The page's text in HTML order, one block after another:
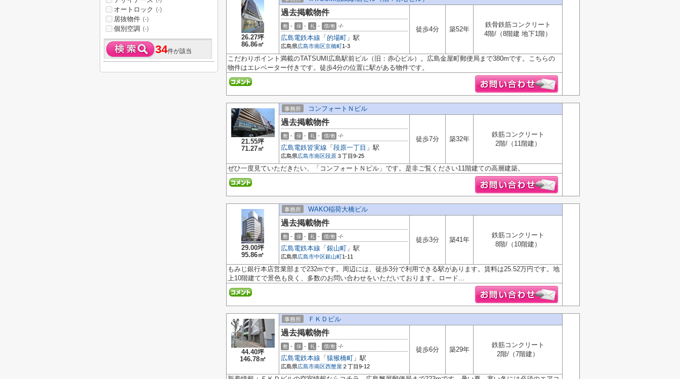
26.27坪
86.86㎡
過去掲載物件
敷 - 保 - 礼 - 償/敷 -/-
広島電鉄本線 「 的場町 」駅
広島県広島市南区京橋町1-3
徒歩4分 築52年
鉄骨鉄筋コンクリート
4階/（8階建 地下1階）
こだわりポイント満載のTATSUMI広島駅前ビル（旧：赤心ビル）。広島金屋町郵便局まで380mです。こちらの
物件はエレベーター付きです。徒歩4分の位置に駅がある物件です。
21.55坪
71.27㎡
事務所 コンフォートＮビル
過去掲載物件
敷 - 保 - 礼 - 償/敷 -/-
広島電鉄皆実線 「 段原一丁目 」駅
広島県広島市南区段原 ３丁目9-25
徒歩7分 築32年
鉄筋コンクリート
2階/（11階建）
ぜひ一度見ていただきたい、「コンフォートＮビル」です。是非ご覧ください11階建ての高層建築。
29.00坪
95.86㎡
事務所 WAKO稲荷大橋ビル
過去掲載物件
敷 - 保 - 礼 - 償/敷 -/-
広島電鉄本線 「 銀山町 」駅
広島県広島市中区銀山町1-11
徒歩3分 築41年
鉄筋コンクリート
8階/（10階建）
もみじ銀行本店営業部まで232mです。周辺には、徒歩3分で利用できる駅があります。賃料は25.52万円です。地
上10階建てで景色も良く、多数のお問い合わせをいただいております。ロード...
44.40坪
146.78㎡
事務所 ＦＫＤビル
過去掲載物件
敷 - 保 - 礼 - 償/敷 -/-
広島電鉄本線 「 猿猴橋町 」駅
広島県広島市南区西蟹屋 ２丁目9-12
徒歩6分 築29年
鉄筋コンクリート
2階/（7階建）
オートロック (-)
居抜物件 (-)
個別空調 (-)
34件が該当